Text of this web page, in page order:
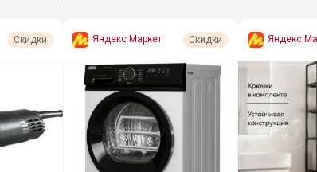
Скидки Яндекс Маркет Скидки Яндекс